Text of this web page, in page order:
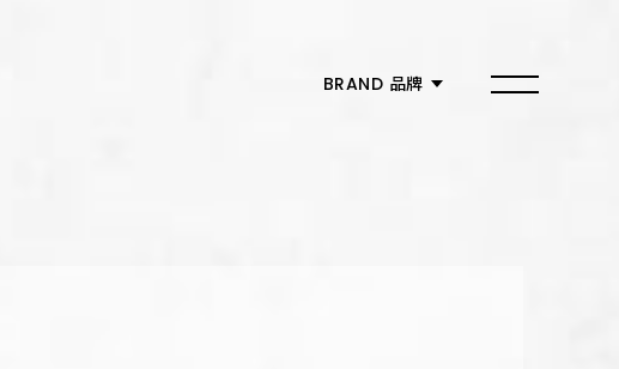
BRAND 品牌